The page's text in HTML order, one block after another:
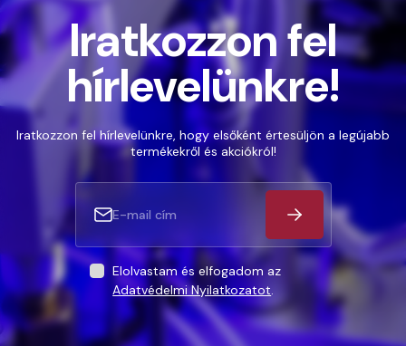
Iratkozzon fel
hírlevelünkre!
Iratkozzon fel hírlevelünkre, hogy elsőként értesüljön a legújabb
termékekről és akciókról!
Elolvastam és elfogadom az
Adatvédelmi Nyilatkozatot.